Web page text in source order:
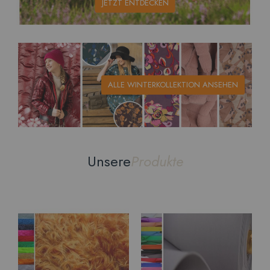
JETZT ENTDECKEN
ALLE WINTERKOLLEKTION ANSEHEN
UnsereProdukte